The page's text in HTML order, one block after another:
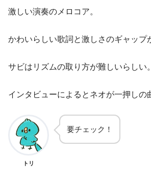
激しい演奏のメロコア。
かわいらしい歌詞と激しさのギャップ
サビはリズムの取り方が難しいらしい。
インタビューによるとネオが一押しの
トリ
要チェック！